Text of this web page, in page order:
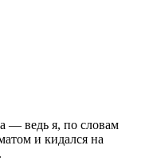
— ведь я, по словам
и кидался на